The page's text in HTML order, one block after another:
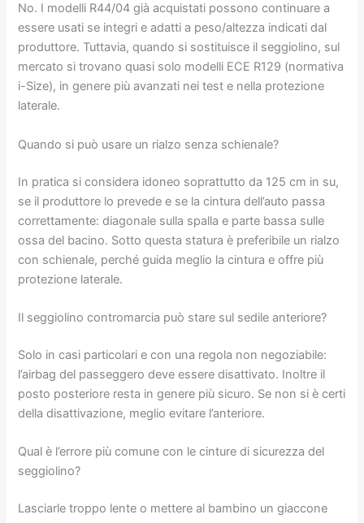
No. I modelli R44/04 già acquistati possono continuare a
essere usati se integri e adatti a peso/altezza indicati dal
produttore. Tuttavia, quando si sostituisce il seggiolino, sul
mercato si trovano quasi solo modelli ECE R129 (normativa
i-Size), in genere più avanzati nei test e nella protezione
laterale.
Quando si può usare un rialzo senza schienale?
In pratica si considera idoneo soprattutto da 125 cm in su,
se il produttore lo prevede e se la cintura dell’auto passa
correttamente: diagonale sulla spalla e parte bassa sulle
ossa del bacino. Sotto questa statura è preferibile un rialzo
con schienale, perché guida meglio la cintura e offre più
protezione laterale.
Il seggiolino contromarcia può stare sul sedile anteriore?
Solo in casi particolari e con una regola non negoziabile:
l’airbag del passeggero deve essere disattivato. Inoltre il
posto posteriore resta in genere più sicuro. Se non si è certi
della disattivazione, meglio evitare l’anteriore.
Qual è l’errore più comune con le cinture di sicurezza del
seggiolino?
Lasciarle troppo lente o mettere al bambino un giaccone